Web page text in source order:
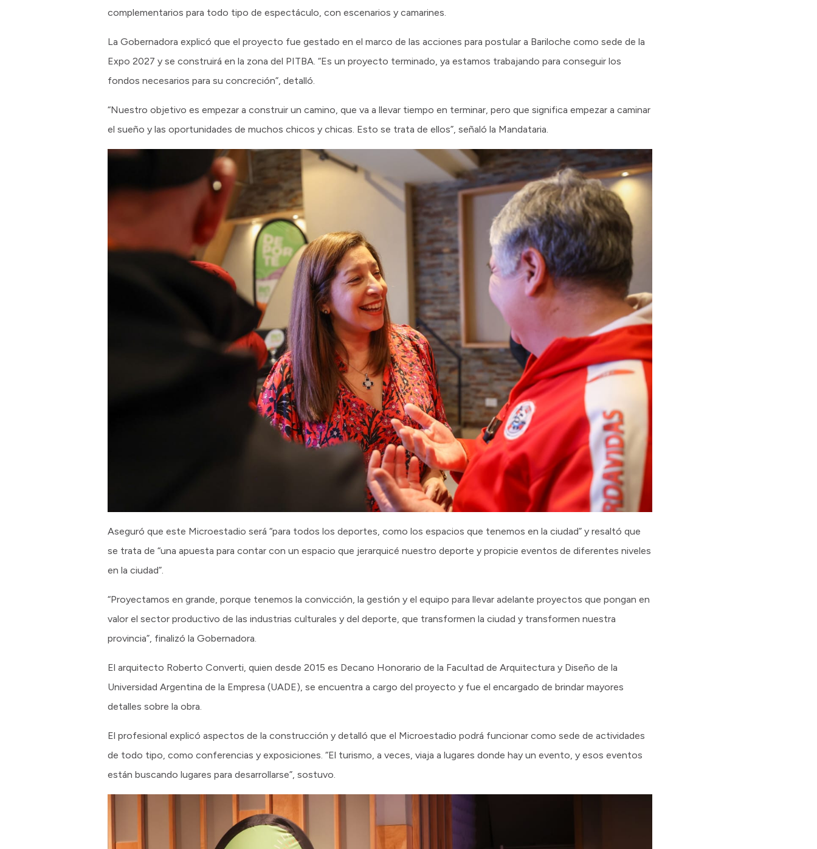
complementarios para todo tipo de espectáculo, con escenarios y camarines.
La Gobernadora explicó que el proyecto fue gestado en el marco de las acciones para postular a Bariloche como sede de la
Expo 2027 y se construirá en la zona del PITBA. “Es un proyecto terminado, ya estamos trabajando para conseguir los
fondos necesarios para su concreción”, detalló.
“Nuestro objetivo es empezar a construir un camino, que va a llevar tiempo en terminar, pero que significa empezar a caminar
el sueño y las oportunidades de muchos chicos y chicas. Esto se trata de ellos”, señaló la Mandataria.
Aseguró que este Microestadio será “para todos los deportes, como los espacios que tenemos en la ciudad” y resaltó que
se trata de “una apuesta para contar con un espacio que jerarquicé nuestro deporte y propicie eventos de diferentes niveles
en la ciudad”.
“Proyectamos en grande, porque tenemos la convicción, la gestión y el equipo para llevar adelante proyectos que pongan en
valor el sector productivo de las industrias culturales y del deporte, que transformen la ciudad y transformen nuestra
provincia”, finalizó la Gobernadora.
El arquitecto Roberto Converti, quien desde 2015 es Decano Honorario de la Facultad de Arquitectura y Diseño de la
Universidad Argentina de la Empresa (UADE), se encuentra a cargo del proyecto y fue el encargado de brindar mayores
detalles sobre la obra.
El profesional explicó aspectos de la construcción y detalló que el Microestadio podrá funcionar como sede de actividades
de todo tipo, como conferencias y exposiciones. “El turismo, a veces, viaja a lugares donde hay un evento, y esos eventos
están buscando lugares para desarrollarse”, sostuvo.